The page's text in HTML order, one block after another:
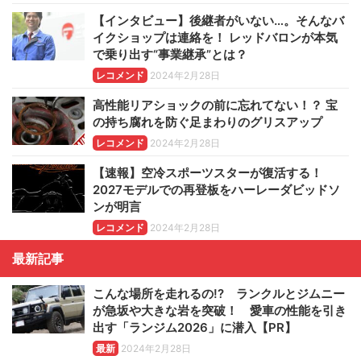
【インタビュー】後継者がいない…。そんなバ
イクショップは連絡を！ レッドバロンが本気
で乗り出す“事業継承”とは？
レコメンド 2024年2月28日
高性能リアショックの前に忘れてない！？ 宝
の持ち腐れを防ぐ足まわりのグリスアップ
レコメンド 2024年2月28日
【速報】空冷スポーツスターが復活する！
2027モデルでの再登板をハーレーダビッドソ
ンが明言
レコメンド 2024年2月28日
最新記事
こんな場所を走れるの!? ランクルとジムニー
が急坂や大きな岩を突破！ 愛車の性能を引き
出す「ランジム2026」に潜入【PR】
最新 2024年2月28日